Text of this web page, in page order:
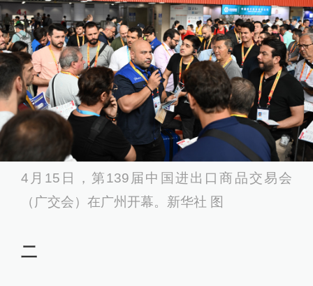
4月15日，第139届中国 进出口商品交易会
（广交会）在广州开幕。新华社 图
二